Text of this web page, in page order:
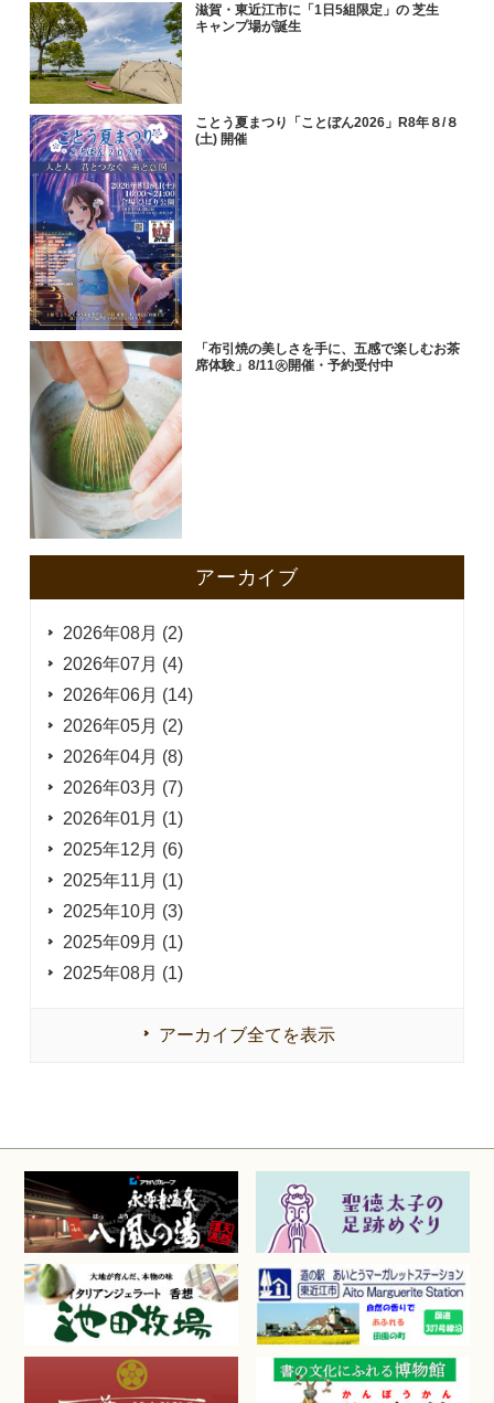
滋賀・東近江市に「1日5組限定」の 芝生
キャンプ場が誕生
ことう夏まつり「ことぼん2026」R8年８/８
(土) 開催
「布引焼の美しさを手に、五感で楽しむお茶
席体験」8/11㊋開催・予約受付中
アーカイブ
2026年08月 (2)
2026年07月 (4)
2026年06月 (14)
2026年05月 (2)
2026年04月 (8)
2026年03月 (7)
2026年01月 (1)
2025年12月 (6)
2025年11月 (1)
2025年10月 (3)
2025年09月 (1)
2025年08月 (1)
アーカイブ全てを表示